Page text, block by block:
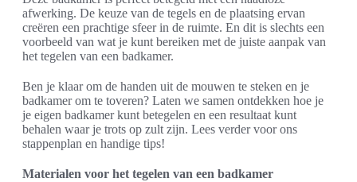
afwerking. De keuze van de tegels en de plaatsing ervan
creëren een prachtige sfeer in de ruimte. En dit is slechts een
voorbeeld van wat je kunt bereiken met de juiste aanpak van
het tegelen van een badkamer.
Ben je klaar om de handen uit de mouwen te steken en je
badkamer om te toveren? Laten we samen ontdekken hoe je
je eigen badkamer kunt betegelen en een resultaat kunt
behalen waar je trots op zult zijn. Lees verder voor ons
stappenplan en handige tips!
Materialen voor het tegelen van een badkamer